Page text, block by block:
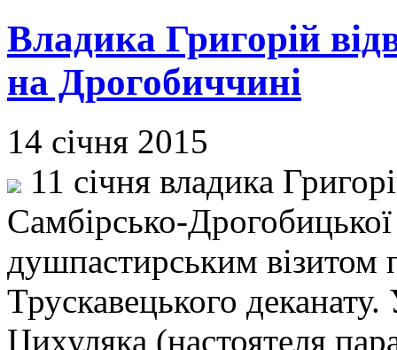
Владика Григорій
на Дрогобиччині
14 січня 2015
11 січня владика
Самбірсько-Дрогобицької
душпастирським візитом
Трускавецького
Цихуляка (настоятеля